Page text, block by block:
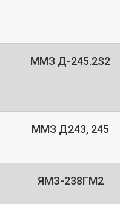
ММЗ Д-245.2S2
ММЗ Д243, 245
ЯМЗ-238ГМ2